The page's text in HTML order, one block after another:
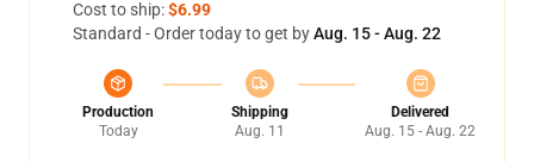
Cost to ship:$6.99
Standard - Order today to get byAug. 15 - Aug. 22
Production
Today
Shipping
Aug. 11
Delivered
Aug. 15 - Aug. 22